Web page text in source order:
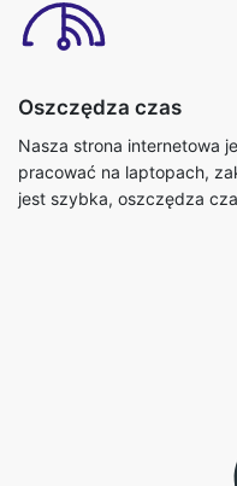
Oszczędza czas
pracować na laptopach,
jest szybka, oszczędza